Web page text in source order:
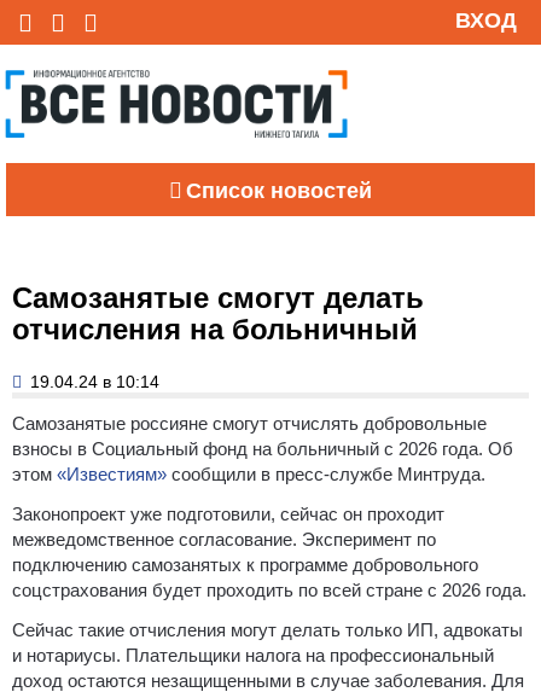
ВХОД
Список новостей
Самозанятые смогут делать
отчисления на больничный
19.04.24 в 10:14
Самозанятые россияне смогут отчислять добровольные
взносы в Социальный фонд на больничный с 2026 года. Об
этом «Известиям» сообщили в пресс-службе Минтруда.
Законопроект уже подготовили, сейчас он проходит
межведомственное согласование. Эксперимент по
подключению самозанятых к программе добровольного
соцстрахования будет проходить по всей стране с 2026 года.
Сейчас такие отчисления могут делать только ИП, адвокаты
и нотариусы. Плательщики налога на профессиональный
доход остаются незащищенными в случае заболевания. Для